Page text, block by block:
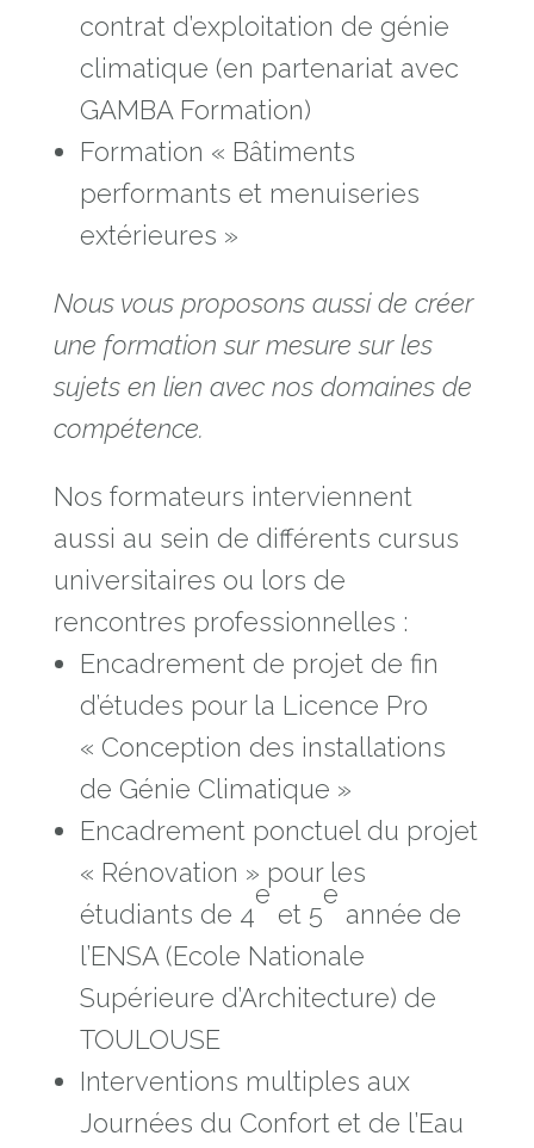
contrat d’exploitation de génie
climatique (en partenariat avec
GAMBA Formation)
Formation « Bâtiments
performants et menuiseries
extérieures »
Nous vous proposons aussi de créer
une formation sur mesure sur les
sujets en lien avec nos domaines de
compétence.
Nos formateurs interviennent
aussi au sein de différents cursus
universitaires ou lors de
rencontres professionnelles :
Encadrement de projet de fin
d’études pour la Licence Pro
« Conception des installations
de Génie Climatique »
Encadrement ponctuel du projet
« Rénovation » pour les
étudiants de 4
e
et 5
e
année de
l’ENSA (Ecole Nationale
Supérieure d’Architecture) de
TOULOUSE
Interventions multiples aux
Journées du Confort et de l’Eau